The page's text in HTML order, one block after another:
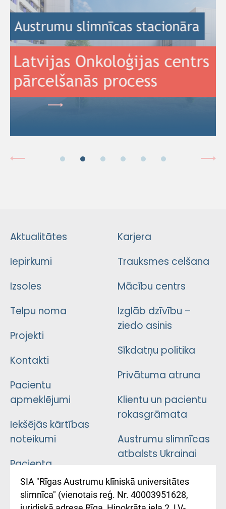
Aktualitātes
Iepirkumi
Izsoles
Telpu noma
Projekti
Kontakti
Pacientu
apmeklējumi
Iekšējās kārtības
noteikumi
Pacienta
atsauksmju/sūdzību
iesniegšanas
Karjera
Trauksmes celšana
Mācību centrs
Izglāb dzīvību –
ziedo asinis
Sīkdatņu politika
Privātuma atruna
Klientu un pacientu
rokasgrāmata
Austrumu slimnīcas
atbalsts Ukrainai
Підтримка Східної
лікарні та співпраця з
SIA "Rīgas Austrumu klīniskā universitātes
slimnīca" (vienotais reģ. Nr. 40003951628,